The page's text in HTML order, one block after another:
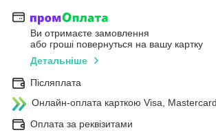
Ви отримаєте замовлення
або гроші повернуться на вашу картку
Детальніше
Післяплата
Онлайн-оплата карткою Visa,
Оплата за реквізитами